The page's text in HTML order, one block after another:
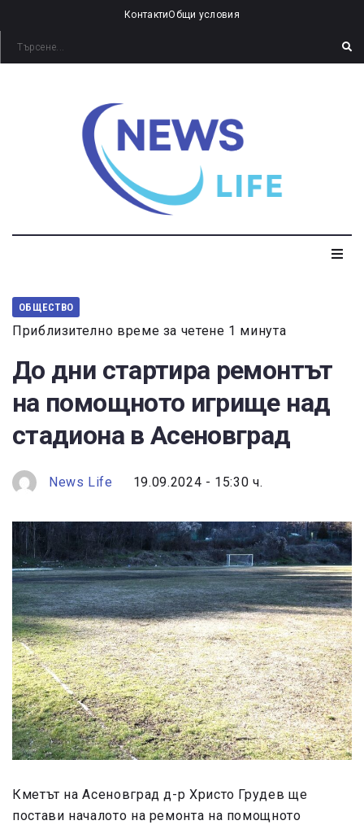
КонтактиОбщи условия
ОБЩЕСТВО
Приблизително време за четене 1 минута
До дни стартира ремонтът
на помощното игрище над
стадиона в Асеновград
News Life 19.09.2024 - 15:30 ч.
Кметът на Асеновград д-р Христо Грудев ще
постави началото на ремонта на помощното